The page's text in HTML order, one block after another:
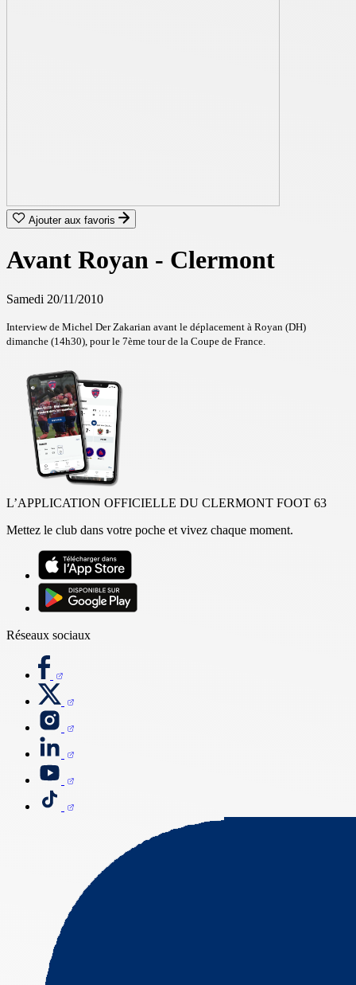
Ajouter aux favoris
Avant Royan - Clermont
Samedi 20/11/2010
Interview de Michel Der Zakarian avant le déplacement à Royan (DH)
dimanche (14h30), pour le 7ème tour de la Coupe de France.
L’APPLICATION OFFICIELLE DU CLERMONT FOOT 63
Mettez le club dans votre poche et vivez chaque moment.
Réseaux sociaux